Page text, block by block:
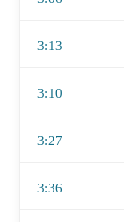
3:13
3:10
3:27
3:36